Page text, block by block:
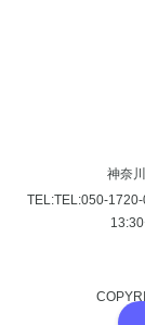
神奈
TEL:TEL:050-